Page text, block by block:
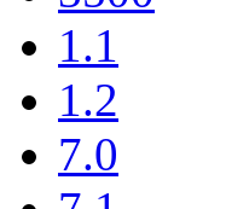
1.1
1.2
7.0